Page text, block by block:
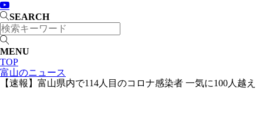
SEARCH
MENU
TOP
富山のニュース
【速報】富山県内で114人目のコロナ感染者 一気に100人越え